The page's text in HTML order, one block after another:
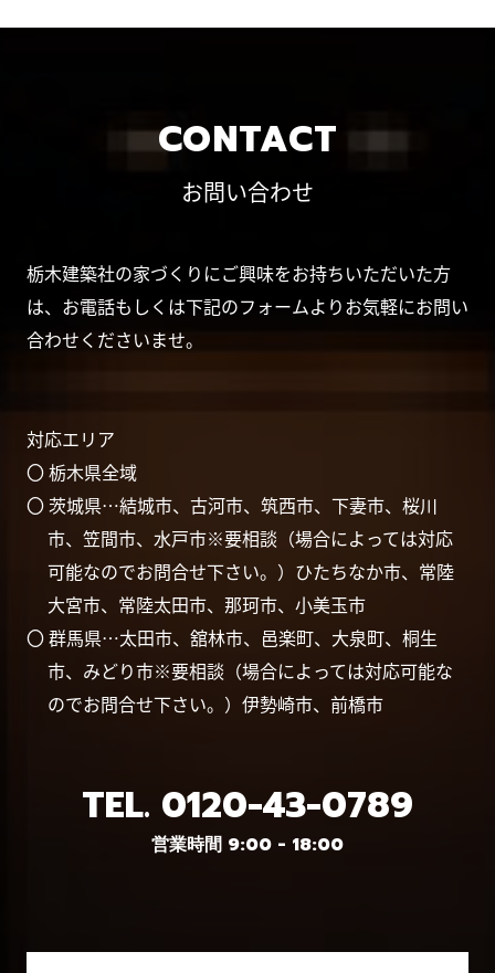
CONTACT
お問い合わせ
栃木建築社の家づくりにご興味をお持ちいただいた方
は、お電話もしくは下記のフォームよりお気軽にお問い
合わせくださいませ。
対応エリア
〇 栃木県全域
〇 茨城県…結城市、古河市、筑西市、下妻市、桜川
市、笠間市、水戸市※要相談（場合によっては対応
可能なのでお問合せ下さい。）ひたちなか市、常陸
大宮市、常陸太田市、那珂市、小美玉市
〇 群馬県…太田市、舘林市、邑楽町、大泉町、桐生
市、みどり市※要相談（場合によっては対応可能な
のでお問合せ下さい。）伊勢崎市、前橋市
TEL. 0120-43-0789
営業時間 9:00 - 18:00